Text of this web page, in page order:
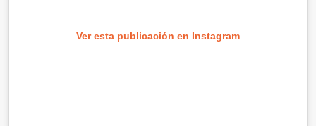
Ver esta publicación en Instagram